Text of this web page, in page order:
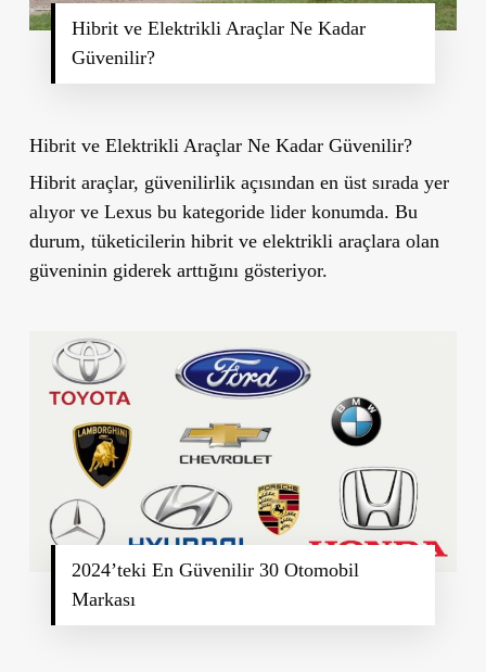
Hibrit ve Elektrikli Araçlar Ne Kadar
Güvenilir?
Hibrit ve Elektrikli Araçlar Ne Kadar Güvenilir?
Hibrit araçlar, güvenilirlik açısından en üst sırada yer
alıyor ve Lexus bu kategoride lider konumda. Bu
durum, tüketicilerin hibrit ve elektrikli araçlara olan
güveninin giderek arttığını gösteriyor.
2024’teki En Güvenilir 30 Otomobil
Markası